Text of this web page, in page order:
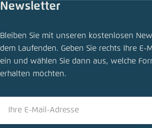
Automobildialog: Für günstigere E-Pkw
es umgehend gezielte Maßnahmen der
Bundesregierung
LinkedIn
Newsletter
Bleiben Sie mit unseren kostenlosen
dem Laufenden. Geben Sie rechts Ihre E-
ein und wählen Sie dann aus, welche
erhalten möchten.